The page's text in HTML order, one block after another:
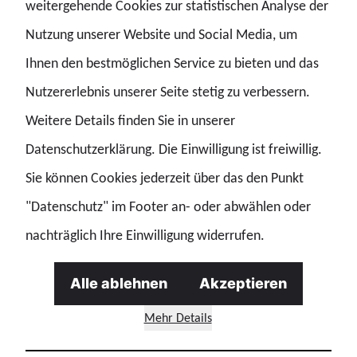
zu reduzieren. Die Studie zeigt, dass Zeitdruck und
hohe Arbeitsintensität die Erwartung, bis zur Rente
arbeitsfähig zu bleiben, deutlich verschlechtern.
Gesündere Arbeitszeiten mit verlässlichen
Dienstplänen, ausreichenden Ruhezeiten und
weniger Langzeitbelastungen durch Schicht- und
Wechseldienst. Lange Arbeitszeiten wirken sich
negativ auf die Einschätzung der Arbeitsfähigkeit bis
zur Rente aus.
Ausbau des Gesundheitsmanagements in
Präventionsangeboten, Gesundheitschecks,
psychologischer Betreuung und
weitergehende Cookies zur statistischen Analyse der
Nutzung unserer Website und Social Media, um
Ihnen den bestmöglichen Service zu bieten und das
Nutzererlebnis unserer Seite stetig zu verbessern.
Weitere Details finden Sie in unserer
Datenschutzerklärung. Die Einwilligung ist freiwillig.
Sie können Cookies jederzeit über das den Punkt
"Datenschutz" im Footer an- oder abwählen oder
nachträglich Ihre Einwilligung widerrufen.
Mehr Details
Alle ablehnen Akzeptieren